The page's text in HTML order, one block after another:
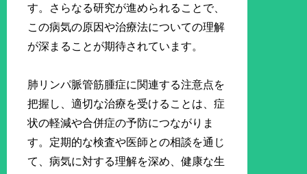
す。さらなる研究が進められることで、
この病気の原因や治療法についての理解
が深まることが期待されています。
肺リンパ脈管筋腫症に関連する注意点を
把握し、適切な治療を受けることは、症
状の軽減や合併症の予防につながりま
す。定期的な検査や医師との相談を通じ
て、病気に対する理解を深め、健康な生